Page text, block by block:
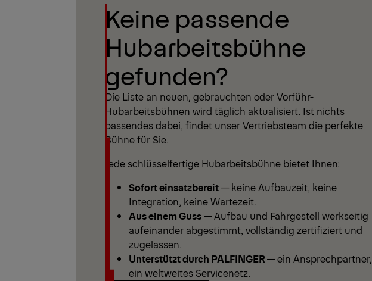
Keine passende
Hubarbeitsbühne
gefunden?
Die Liste an neuen, gebrauchten oder Vorführ-
Hubarbeitsbühnen wird täglich aktualisiert. Ist nichts
passendes dabei, findet unser Vertriebsteam die perfekte
Bühne für Sie.
Jede schlüsselfertige Hubarbeitsbühne bietet Ihnen:
Sofort einsatzbereit— keine Aufbauzeit, keine
Integration, keine Wartezeit.
Aus einem Guss— Aufbau und Fahrgestell werkseitig
aufeinander abgestimmt, vollständig zertifiziert und
zugelassen.
Unterstützt durch PALFINGER— ein Ansprechpartner,
ein weltweites Servicenetz.